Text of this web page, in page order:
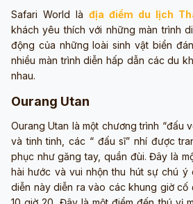
Safari World là địa điểm du lịch
khách yêu thích với những màn trình
động của những loài sinh vật biển
nhiều màn trình diễn hấp dẫn các du
nhau.
Ourang Utan
Ourang Utan là một chương trình “đấu
và tinh tinh, các “ đấu sĩ” nhí được
phục như găng tay, quần đùi. Đây là
hài hước và vui nhộn thu hút sự chú ý
diễn này diễn ra vào các khung giờ cố